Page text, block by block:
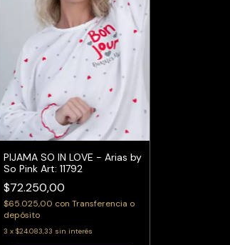
PIJAMA SO IN LOVE - Arias by
So Pink Art: 11792
$72.250,00
$65.025,00 con Transferencia o
depósito
3 x $24.083,33 sin interés